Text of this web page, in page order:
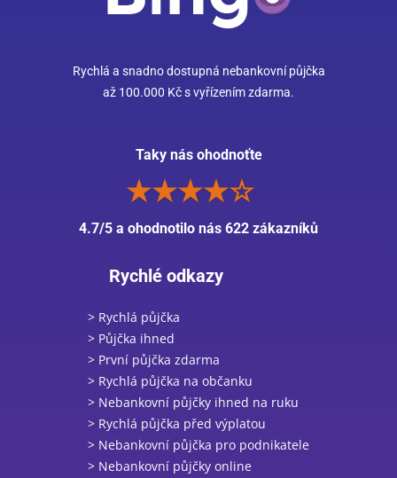
Rychlá a snadno dostupná nebankovní půjčka
až 100.000 Kč s vyřízením zdarma.
Taky nás ohodnoťte
4.7/5 a ohodnotilo nás 622 zákazníků
Rychlé odkazy
> Rychlá půjčka
> Půjčka ihned
> První půjčka zdarma
> Rychlá půjčka na občanku
> Nebankovní půjčky ihned na ruku
> Rychlá půjčka před výplatou
> Nebankovní půjčka pro podnikatele
> Nebankovní půjčky online